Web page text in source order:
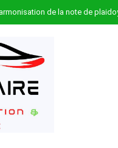
de la note de